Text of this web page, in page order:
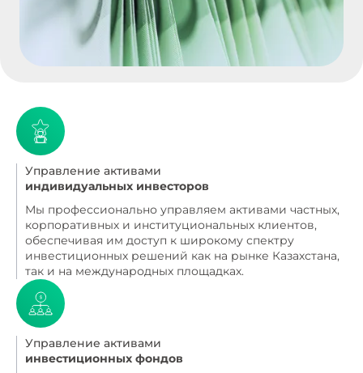
Управление активами
индивидуальных инвесторов
Мы профессионально управляем активами частных,
корпоративных и институциональных клиентов,
обеспечивая им доступ к широкому спектру
инвестиционных решений как на рынке Казахстана,
так и на международных площадках.
Управление активами
инвестиционных фондов